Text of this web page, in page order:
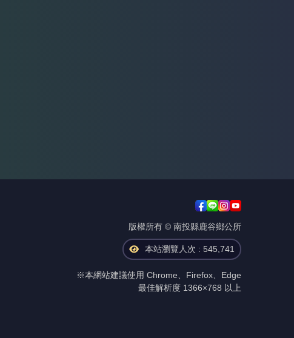
版權所有 © 南投縣鹿谷鄉公所
本站瀏覽人次 : 545,741
※本網站建議使用 Chrome、Firefox、Edge
最佳解析度 1366×768 以上